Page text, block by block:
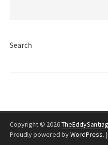
Search
Copyright © 2026
Proudly powered byWordPress. |